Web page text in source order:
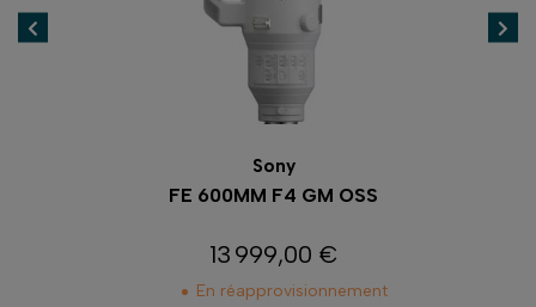
Sony
FE 600MM F4 GM OSS
Prix
13 999,00 €
En réapprovisionnement